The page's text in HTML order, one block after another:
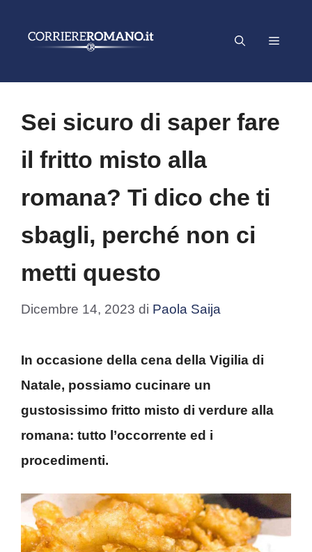
Menu
Sei sicuro di saper fare
il fritto misto alla
romana? Ti dico che ti
sbagli, perché non ci
metti questo
Dicembre 14, 2023 di Paola Saija
In occasione della cena della Vigilia di
Natale, possiamo cucinare un
gustosissimo fritto misto di verdure alla
romana: tutto l’occorrente ed i
procedimenti.